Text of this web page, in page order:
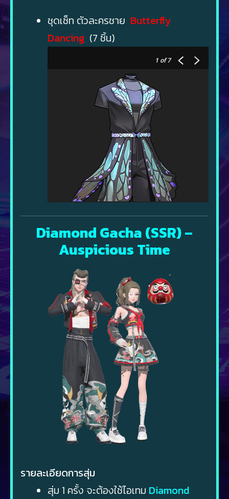
ชุดเซ็ท ตัวละครชาย Butterfly
Dancing (7 ชิ้น)
1 of 7
Diamond Gacha (SSR) –
Auspicious Time
รายละเอียดการสุ่ม
สุ่ม 1 ครั้ง จะต้องใช้ไอเทม Diamond